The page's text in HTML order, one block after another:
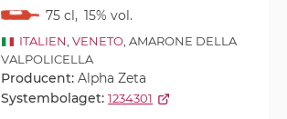
75 cl, 15% vol.
ITALIEN VENETO, AMARONE DELLA
VALPOLICELLA
Producent:Alpha Zeta
Systembolaget: 1234301